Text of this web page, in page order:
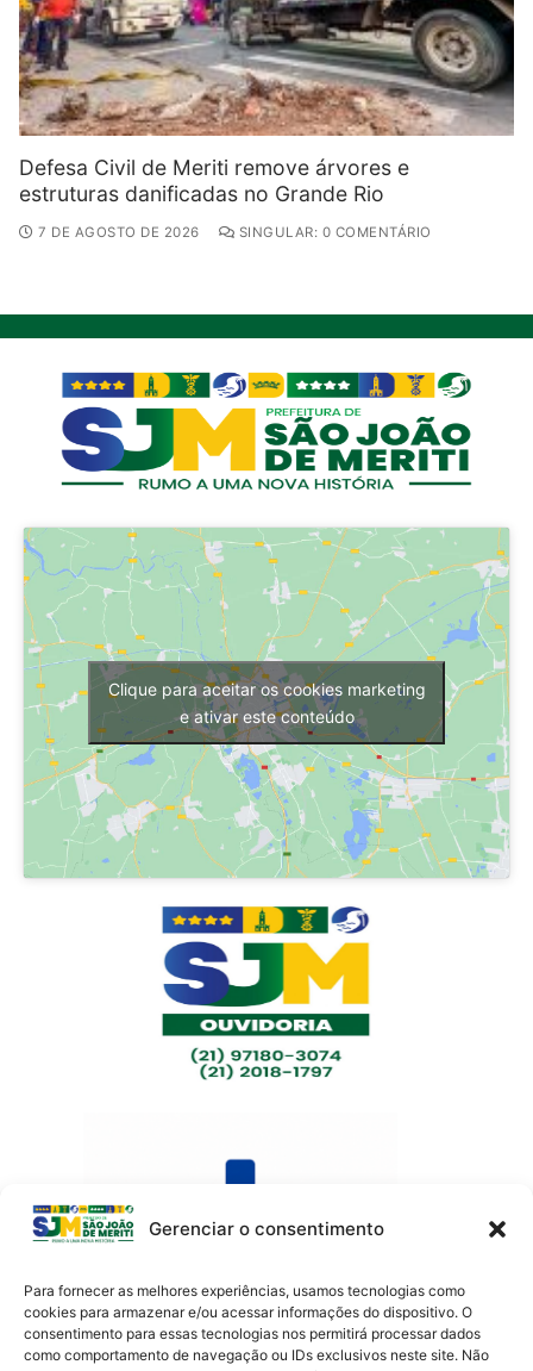
Gerenciar o consentimento
Para fornecer as melhores experiências, usamos tecnologias como
cookies para armazenar e/ou acessar informações do dispositivo. O
consentimento para essas tecnologias nos permitirá processar dados
como comportamento de navegação ou IDs exclusivos neste site. Não
Defesa Civil de Meriti remove árvores e
estruturas danificadas no Grande Rio
7 DE AGOSTO DE 2026 SINGULAR: 0 COMENTÁRIO
Clique para aceitar os cookies marketing
e ativar este conteúdo
Av. Presidente Lincoln, 899 – Jardim Meriti